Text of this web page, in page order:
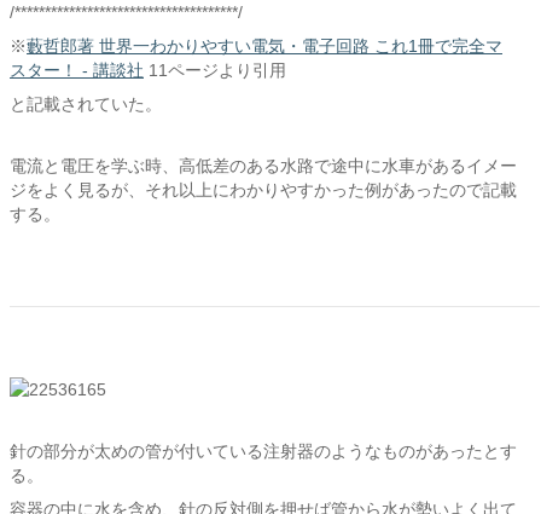
/*************************************/
※藪哲郎著 世界一わかりやすい電気・電子回路 これ1冊で完全マ
スター！ - 講談社 11ページより引用
と記載されていた。
電流と電圧を学ぶ時、高低差のある水路で途中に水車があるイメー
ジをよく見るが、それ以上にわかりやすかった例があったので記載
する。
針の部分が太めの管が付いている注射器のようなものがあったとす
る。
容器の中に水を含め、針の反対側を押せば管から水が勢いよく出て